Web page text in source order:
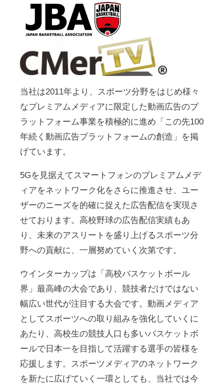
当社は2011年より、スポーツ分野をはじめ様々
なプレミアムメディアに限定した動画広告のプ
ラットフォーム事業を積極的に進め「この先100
年続く動画広告プラットフォームの創造」を掲
げています。
5Gを見据えてスマートフォンのプレミアムメデ
ィアをネットワーク化をさらに推進させ、ユー
ザーのニーズを的確に捉えた広告配信を実現さ
せております。高校野球の広告配信実績もあ
り、未来のアスリートを盛り上げるスポーツ分
野への貢献に、一層努めていく次第です。
ウインターカップは「高校バスケットボール
界」最高峰の大会であり、競技者だけではない
幅広い世代が注目する大会です。動画メディア
としてスポーツへの取り組みを強化していくに
あたり、高校生の競技人口も多いバスケットボ
ールで日本一を目指して活躍する選手の皆様を
応援します。スポーツメディアのネットワーク
を新たに広げていく一環としても、当社では今